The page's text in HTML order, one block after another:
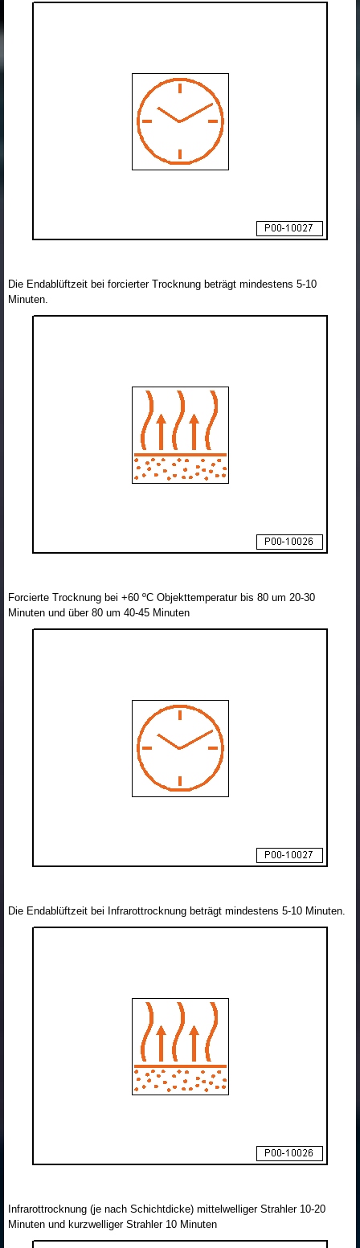
Die Endablüftzeit bei forcierter Trocknung beträgt mindestens 5-10
Minuten.
Forcierte Trocknung bei +60 ºC Objekttemperatur bis 80 um 20-30
Minuten und über 80 um 40-45 Minuten
Die Endablüftzeit bei Infrarottrocknung beträgt mindestens 5-10 Minuten.
Infrarottrocknung (je nach Schichtdicke) mittelwelliger Strahler 10-20
Minuten und kurzwelliger Strahler 10 Minuten